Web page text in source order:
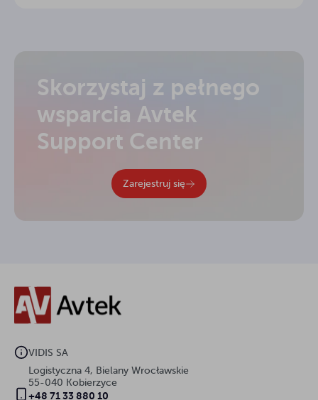
Skorzystaj z pełnego
wsparcia Avtek
Support Center
Zarejestruj się
VIDIS SA
Logistyczna 4, Bielany Wrocławskie
55-040 Kobierzyce
+48 71 33 880 10